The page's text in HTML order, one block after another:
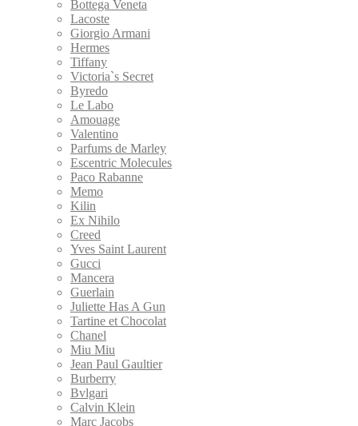
Bottega Veneta
Lacoste
Giorgio Armani
Hermes
Tiffany
Victoria`s Secret
Byredo
Le Labo
Amouage
Valentino
Parfums de Marley
Escentric Molecules
Paco Rabanne
Memo
Kilin
Ex Nihilo
Creed
Yves Saint Laurent
Gucci
Mancera
Guerlain
Juliette Has A Gun
Tartine et Chocolat
Chanel
Miu Miu
Jean Paul Gaultier
Burberry
Bvlgari
Calvin Klein
Marс Jacobs